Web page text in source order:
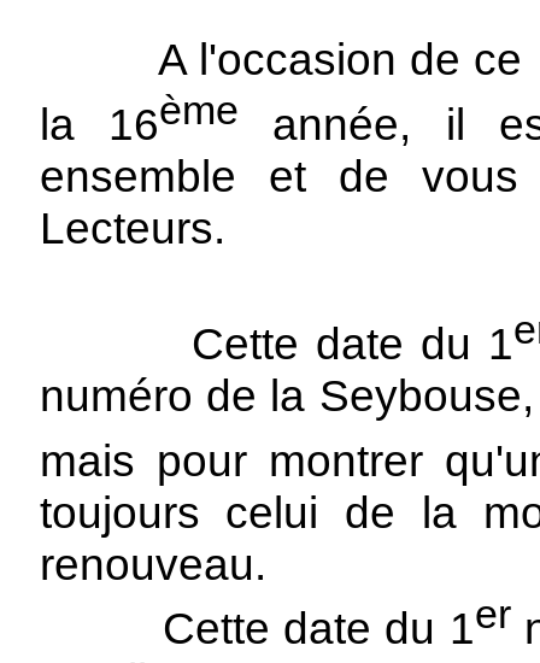
A l'occasion de ce
la 16ème année, il
ensemble et de vous
Lecteurs.
Cette date du 1
numéro de la
mais pour montrer
toujours celui de la
renouveau.
Cette date du 1er